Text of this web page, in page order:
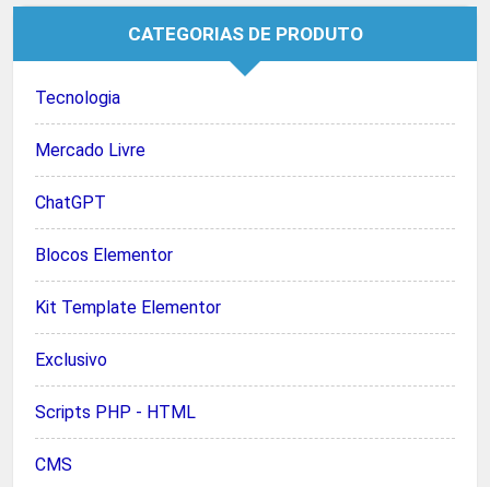
CATEGORIAS DE PRODUTO
Tecnologia
Mercado Livre
ChatGPT
Blocos Elementor
Kit Template Elementor
Exclusivo
Scripts PHP - HTML
CMS